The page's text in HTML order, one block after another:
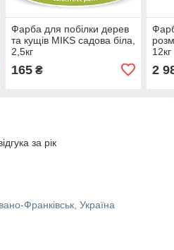
Фарба для побілки дерев
та кущів MIKS садова біла,
2,5кг
165₴
12кг
2
за рік
Франківськ, Україна